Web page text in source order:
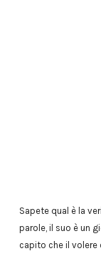
Sapete qual è la
parole, il suo è un
capito che il volere